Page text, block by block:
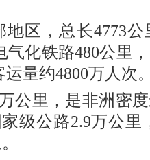
区，总长4773
气化铁路480公里
量约4800万人次
公里，是非洲密
级公路2.9万公